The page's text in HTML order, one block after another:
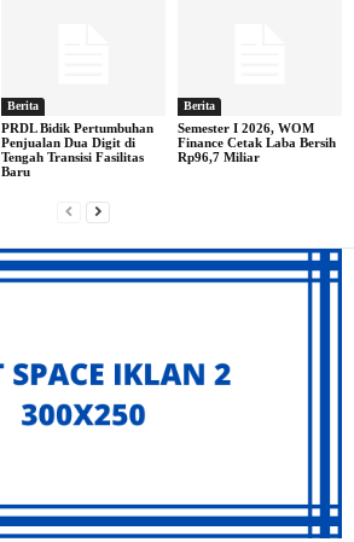
Berita
PRDL Bidik Pertumbuhan
Penjualan Dua Digit di
Tengah Transisi Fasilitas
Baru
Berita
Semester I 2026, WOM
Finance Cetak Laba Bersih
Rp96,7 Miliar